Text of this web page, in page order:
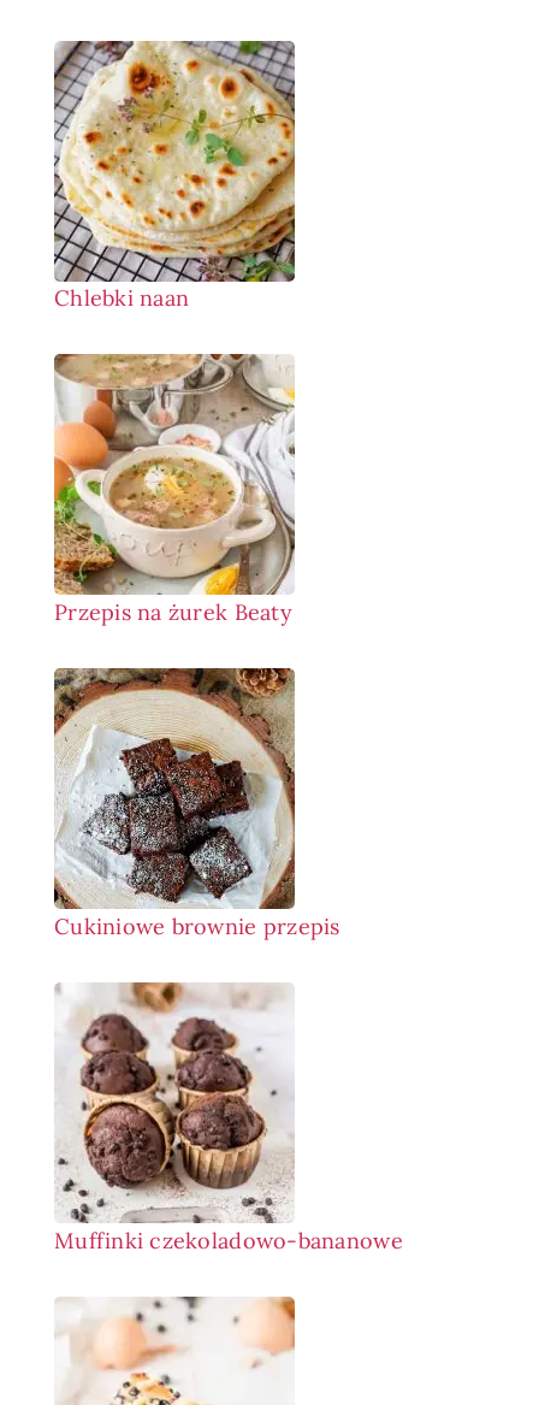
Chlebki naan
Przepis na żurek Beaty
Cukiniowe brownie przepis
Muffinki czekoladowo-bananowe